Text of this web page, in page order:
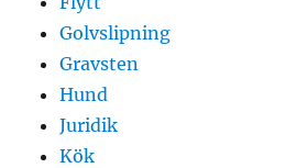
Golvslipning
Gravsten
Hund
Juridik
Kök